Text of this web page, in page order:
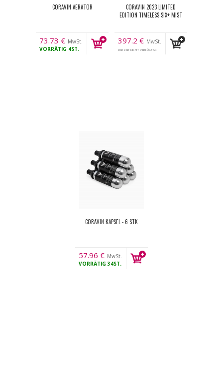
CORAVIN AERATOR
73.73 € MwSt.
VORRÄTIG 4ST.
CORAVIN 2023 LIMITED
EDITION TIMELESS SIX+ MIST
397.2 € MwSt.
DERZEIT NICHT VERFÜGBAR
CORAVIN KAPSEL - 6 STK
57.96 € MwSt.
VORRÄTIG 34ST.